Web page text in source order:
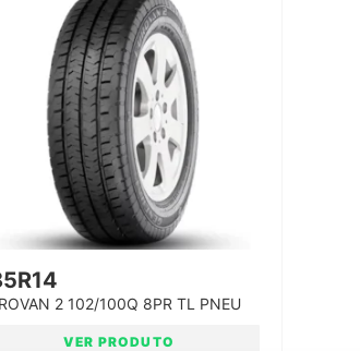
2 102/100Q 8PR TL PNEU
VER PRODUTO